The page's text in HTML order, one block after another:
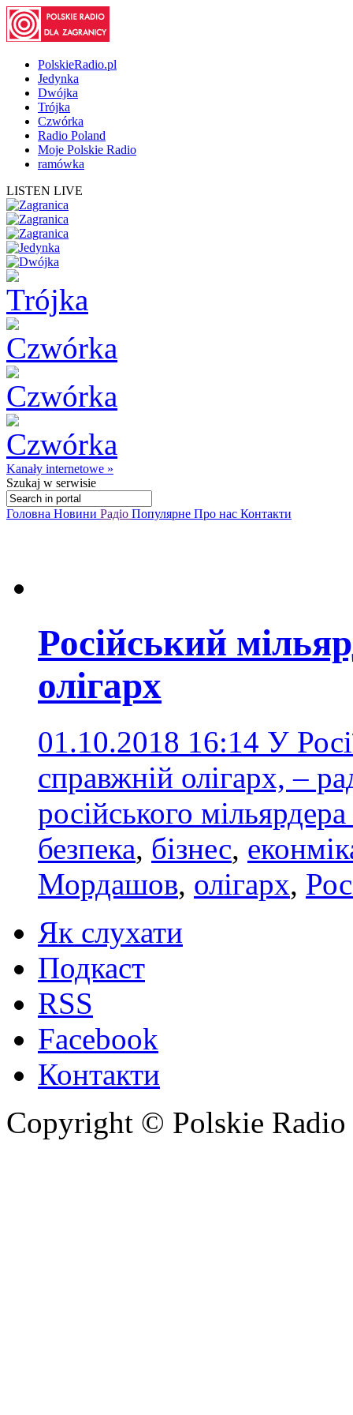
PolskieRadio.pl
Jedynka
Dwójka
Trójka
Czwórka
Radio Poland
Moje Polskie Radio
ramówka
LISTEN LIVE
Kanały internetowe »
Szukaj w serwisie
Головна Новини Радіо Популярне Про нас Контакти
Російський
олігарх
01.10.2018 16:14 У
справжній олігарх, –
російського
безпека, бізнес,
Мордашов, олігарх,
Як слухати
Подкаст
RSS
Facebook
Контакти
Copyright © Polskie